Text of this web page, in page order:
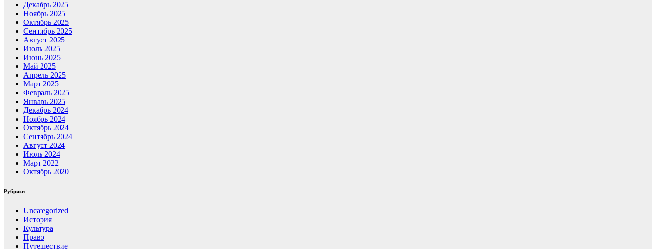
Декабрь 2025
Ноябрь 2025
Октябрь 2025
Сентябрь 2025
Август 2025
Июль 2025
Июнь 2025
Май 2025
Апрель 2025
Март 2025
Февраль 2025
Январь 2025
Декабрь 2024
Ноябрь 2024
Октябрь 2024
Сентябрь 2024
Август 2024
Июль 2024
Март 2022
Октябрь 2020
Рубрики
Uncategorized
История
Культура
Право
Путешествие